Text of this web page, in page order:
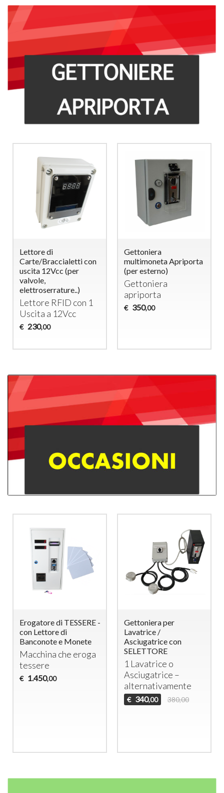
Lettore di
Carte/Braccialetti con
uscita 12Vcc (per
valvole,
elettroserrature..)
Lettore RFID con 1
Uscita a 12Vcc
€ 230,00
Gettoniera
multimoneta Apriporta
(per esterno)
Gettoniera
apriporta
€ 350,00
Erogatore di TESSERE -
con Lettore di
Banconote e Monete
Macchina che eroga
tessere
€ 1.450,00
Gettoniera per
Lavatrice /
Asciugatrice con
SELETTORE
1 Lavatrice o
Asciugatrice –
alternativamente
€ 340,00 380,00